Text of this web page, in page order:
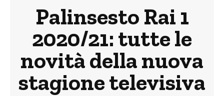
Palinsesto Rai 1
2020/21: tutte le
novità della nuova
stagione televisiva